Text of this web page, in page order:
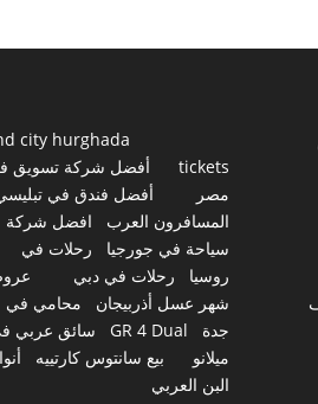
city hurghada
tickets
أفضل شركة تسويق
مصر
أفضل فندق في
المسافرون العرب
افضل شركة
سياحة في جورجيا
رحلات في
روسيا
رحلات في دبي
شهر عسل أذربيجان
محامي في
جدة
GR 4 Dual
سائق عربي
ميلانو
بيع سانتوس كارتييه
البن العربي